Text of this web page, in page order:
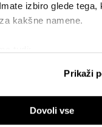
izbiro glede tega,
kakšne namene.
napravo z aktivnim
prstnih odtisov)
Prikaži
Dovoli vse